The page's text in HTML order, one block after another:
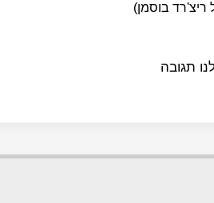
ריצ'רד בוסמן)
תגובה